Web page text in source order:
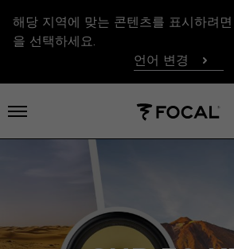
해당 지역에 맞는 콘텐츠를 표시하려
을 선택하세요.
언어 변경
메뉴 열기